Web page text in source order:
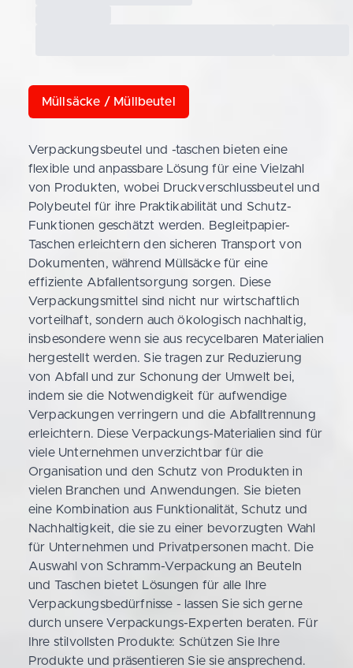
Müllsäcke / Müllbeutel
Verpackungsbeutel und -taschen bieten eine
flexible und anpassbare Lösung für eine Vielzahl
von Produkten, wobei Druckverschlussbeutel und
Polybeutel für ihre Praktikabilität und Schutz-
Funktionen geschätzt werden. Begleitpapier-
Taschen erleichtern den sicheren Transport von
Dokumenten, während Müllsäcke für eine
effiziente Abfallentsorgung sorgen. Diese
Verpackungsmittel sind nicht nur wirtschaftlich
vorteilhaft, sondern auch ökologisch nachhaltig,
insbesondere wenn sie aus recycelbaren Materialien
hergestellt werden. Sie tragen zur Reduzierung
von Abfall und zur Schonung der Umwelt bei,
indem sie die Notwendigkeit für aufwendige
Verpackungen verringern und die Abfalltrennung
erleichtern. Diese Verpackungs-Materialien sind für
viele Unternehmen unverzichtbar für die
Organisation und den Schutz von Produkten in
vielen Branchen und Anwendungen. Sie bieten
eine Kombination aus Funktionalität, Schutz und
Nachhaltigkeit, die sie zu einer bevorzugten Wahl
für Unternehmen und Privatpersonen macht. Die
Auswahl von Schramm-Verpackung an Beuteln
und Taschen bietet Lösungen für alle Ihre
Verpackungsbedürfnisse - lassen Sie sich gerne
durch unsere Verpackungs-Experten beraten. Für
Ihre stilvollsten Produkte: Schützen Sie Ihre
Produkte und präsentieren Sie sie ansprechend.